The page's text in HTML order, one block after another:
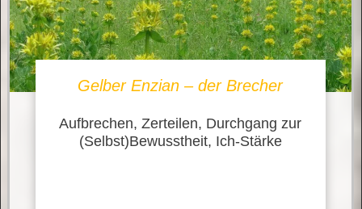
Gelber Enzian – der Brecher
Aufbrechen, Zerteilen, Durchgang zur
(Selbst)Bewusstheit, Ich-Stärke